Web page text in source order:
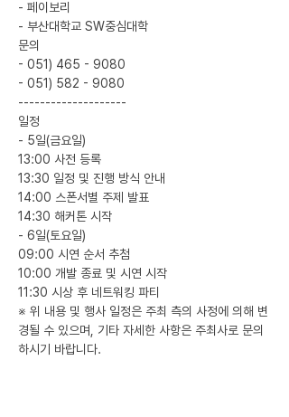
- 페이보리
- 부산대학교 SW중심대학
문의
- 051) 465 - 9080
- 051) 582 - 9080
--------------------
일정
- 5일(금요일)
13:00 사전 등록
13:30 일정 및 진행 방식 안내
14:00 스폰서별 주제 발표
14:30 해커톤 시작
- 6일(토요일)
09:00 시연 순서 추첨
10:00 개발 종료 및 시연 시작
11:30 시상 후 네트워킹 파티
※ 위 내용 및 행사 일정은 주최 측의 사정에 의해 변
경될 수 있으며, 기타 자세한 사항은 주최사로 문의
하시기 바랍니다.